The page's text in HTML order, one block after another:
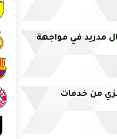
مدريد في مواجهة
من خدمات